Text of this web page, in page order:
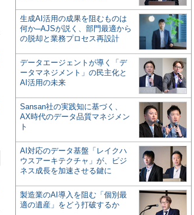
生成AI活用の成果を阻むものは
何か─AJSが説く、部門最適から
の脱却と業務プロセス再設計
データエージェントが導く「デ
ータマネジメント」の民主化と
AI活用の未来
Sansan社の実践知に基づく、
AX時代のデータ品質マネジメン
ト
AI対応のデータ基盤「レイクハ
ウスアーキテクチャ」が、ビジ
ネス成長を加速させる鍵に
製造業のAI導入を阻む「個別最
適の遺産」をどう打破するか